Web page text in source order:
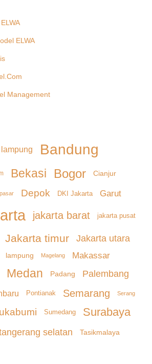
ELWA
Management
Bandung
Bekasi Bogor Cianjur
Depok DKI Jakarta Garut
jakarta barat jakarta pusat
Jakarta timur Jakarta utara
lampung Magelang Makassar
Medan Padang Palembang
Pontianak Semarang Serang
Sumedang Surabaya
selatan Tasikmalaya